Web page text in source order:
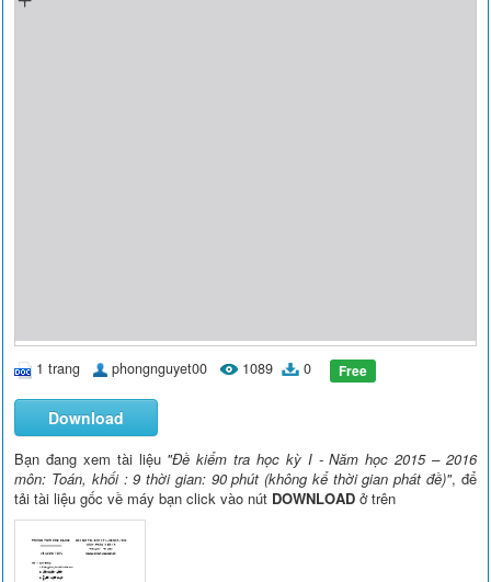
1 trang phongnguyet00 1089 0 Free
Download
Bạn đang xem tài liệu "Đề kiểm tra học kỳ I - Năm học 2015 – 2016
môn: Toán, khối : 9 thời gian: 90 phút (không kể thời gian phát đề)", để
tải tài liệu gốc về máy bạn click vào nút DOWNLOAD ở trên